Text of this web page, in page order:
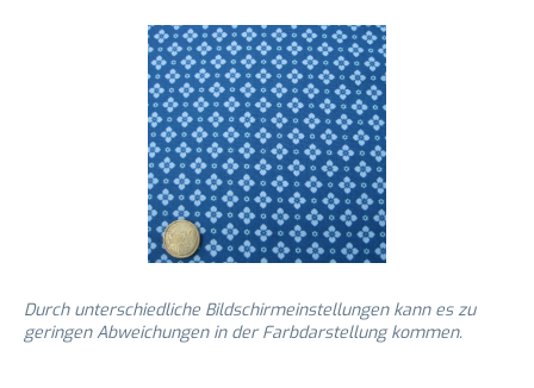
Durch unterschiedliche Bildschirmeinstellungen kann es zu
geringen Abweichungen in der Farbdarstellung kommen.